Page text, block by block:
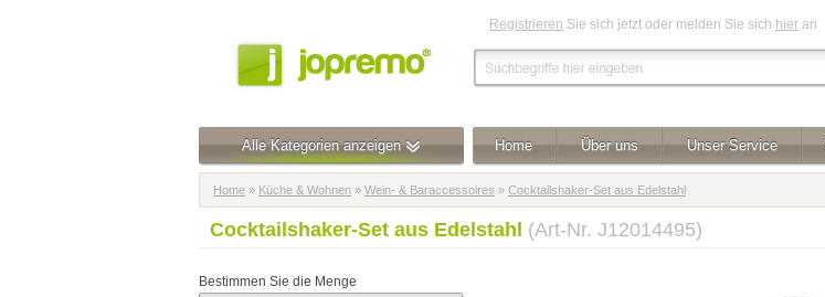
Registrieren Sie sich jetzt oder melden Sie sich hier an
Alle Kategorien anzeigen Home Über uns Unser Service
Home » Küche & Wohnen » Wein- & Baraccessoires » Cocktailshaker-Set aus Edelstahl
Cocktailshaker-Set aus Edelstahl (Art-Nr. J12014495)
Bestimmen Sie die Menge